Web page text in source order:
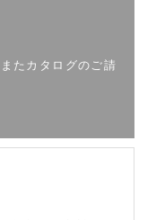
またカタログのご請